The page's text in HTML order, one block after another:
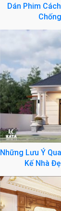
Dán Phim
Những Lưu Ý
Kế Nhà